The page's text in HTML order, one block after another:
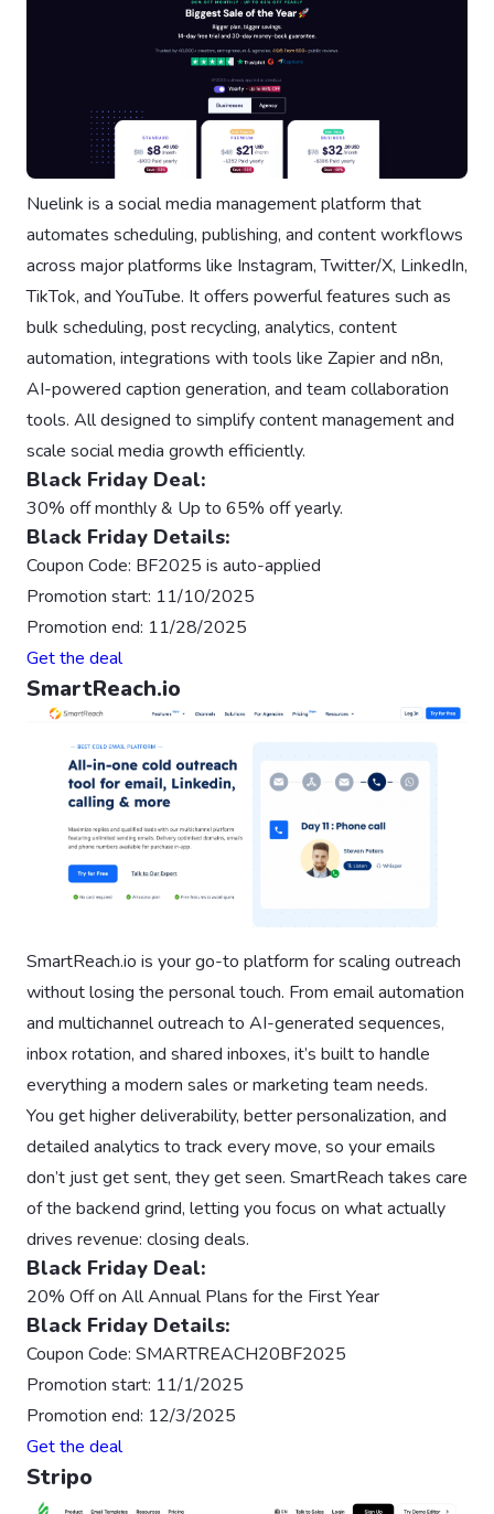
Nuelink is a social media management platform that
automates scheduling, publishing, and content workflows
across major platforms like Instagram, Twitter/X, LinkedIn,
TikTok, and YouTube. It offers powerful features such as
bulk scheduling, post recycling, analytics, content
automation, integrations with tools like Zapier and n8n,
AI-powered caption generation, and team collaboration
tools. All designed to simplify content management and
scale social media growth efficiently.
Black Friday Deal:
30% off monthly & Up to 65% off yearly.
Black Friday Details:
Coupon Code: BF2025 is auto-applied
Promotion start: 11/10/2025
Promotion end: 11/28/2025
Get the deal
SmartReach.io
SmartReach.io is your go-to platform for scaling outreach
without losing the personal touch. From email automation
and multichannel outreach to AI-generated sequences,
inbox rotation, and shared inboxes, it’s built to handle
everything a modern sales or marketing team needs.
You get higher deliverability, better personalization, and
detailed analytics to track every move, so your emails
don’t just get sent, they get seen. SmartReach takes care
of the backend grind, letting you focus on what actually
drives revenue: closing deals.
Black Friday Deal:
20% Off on All Annual Plans for the First Year
Black Friday Details:
Coupon Code: SMARTREACH20BF2025
Promotion start: 11/1/2025
Promotion end: 12/3/2025
Get the deal
Stripo